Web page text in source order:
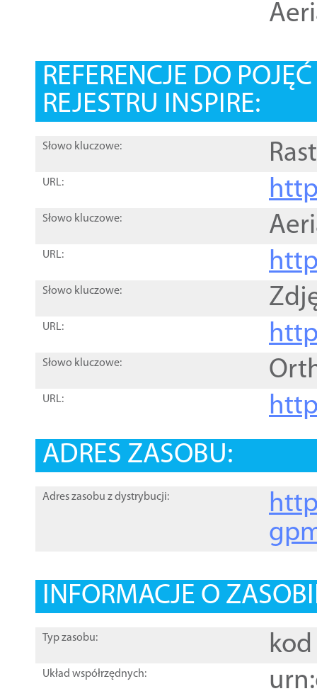
REFERENCJE DO
REJESTRU INSPIRE:
Słowo kluczowe:
URL:
Słowo kluczowe:
URL:
Słowo kluczowe:
URL:
Słowo kluczowe:
URL:
ADRES ZASOBU:
Adres zasobu z dystrybucji:
INFORMACJE O
Typ zasobu: kod
Układ współrzędnych: